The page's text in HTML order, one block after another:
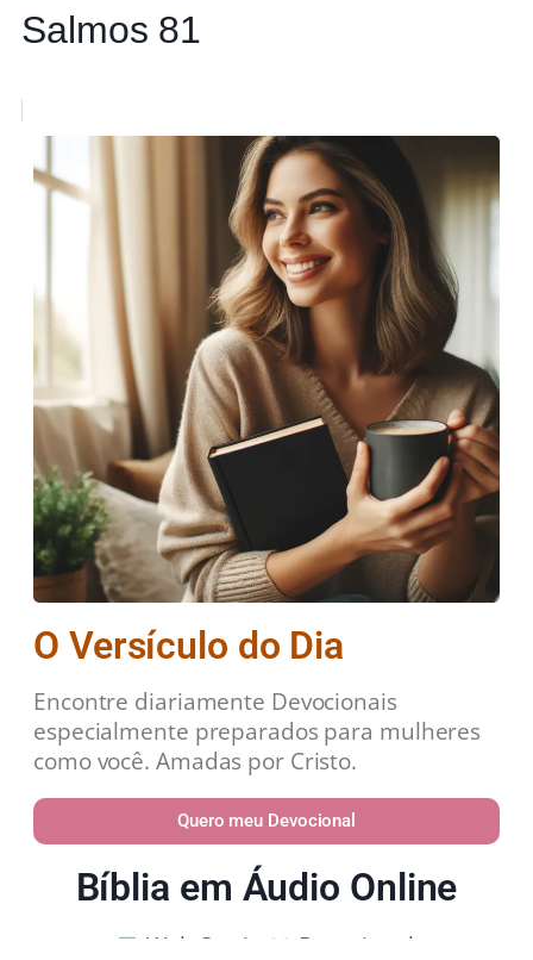
Salmos 81
O Versículo do Dia
Encontre diariamente Devocionais
especialmente preparados para mulheres
como você. Amadas por Cristo.
Quero meu Devocional
Bíblia em Áudio Online
Web Stories
Devocional